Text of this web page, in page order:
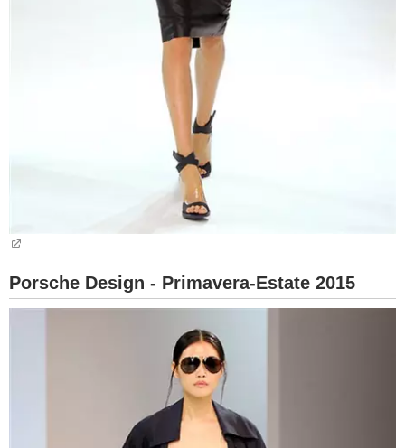
Porsche Design - Primavera-Estate 2015